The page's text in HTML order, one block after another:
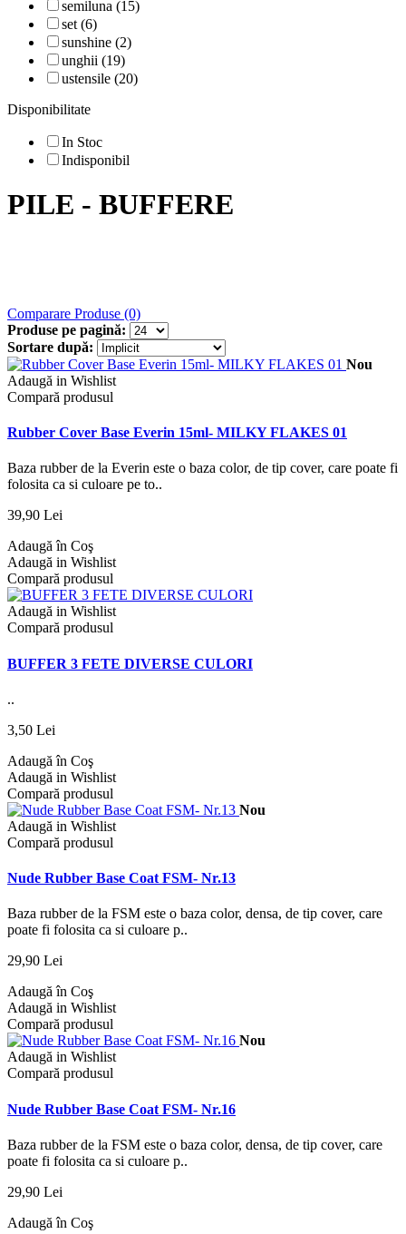
semiluna (15)
set (6)
sunshine (2)
unghii (19)
ustensile (20)
Disponibilitate
In Stoc
Indisponibil
PILE - BUFFERE
Comparare Produse (0)
Produse pe pagină:
Sortare după:
Nou
Adaugă in Wishlist
Compară produsul
Rubber Cover Base Everin 15ml- MILKY FLAKES 01
Baza rubber de la Everin este o baza color, de tip cover, care poate fi
folosita ca si culoare pe to..
39,90 Lei
Adaugă în Coş
Adaugă in Wishlist
Compară produsul
Adaugă in Wishlist
Compară produsul
BUFFER 3 FETE DIVERSE CULORI
..
3,50 Lei
Adaugă în Coş
Adaugă in Wishlist
Compară produsul
Nou
Adaugă in Wishlist
Compară produsul
Nude Rubber Base Coat FSM- Nr.13
Baza rubber de la FSM este o baza color, densa, de tip cover, care
poate fi folosita ca si culoare p..
29,90 Lei
Adaugă în Coş
Adaugă in Wishlist
Compară produsul
Nou
Adaugă in Wishlist
Compară produsul
Nude Rubber Base Coat FSM- Nr.16
Baza rubber de la FSM este o baza color, densa, de tip cover, care
poate fi folosita ca si culoare p..
29,90 Lei
Adaugă în Coş